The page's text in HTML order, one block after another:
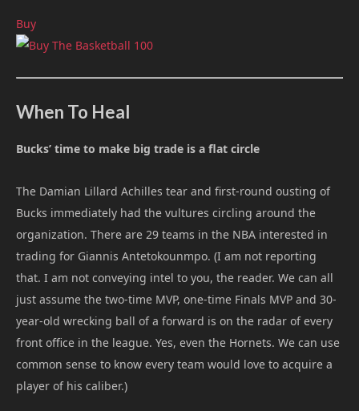
Buy
When To Heal
Bucks’ time to make big trade is a flat circle
The Damian Lillard Achilles tear and first-round ousting of
Bucks immediately had the vultures circling around the
organization. There are 29 teams in the NBA interested in
trading for Giannis Antetokounmpo. (I am not reporting
that. I am not conveying intel to you, the reader. We can all
just assume the two-time MVP, one-time Finals MVP and 30-
year-old wrecking ball of a forward is on the radar of every
front office in the league. Yes, even the Hornets. We can use
common sense to know every team would love to acquire a
player of his caliber.)